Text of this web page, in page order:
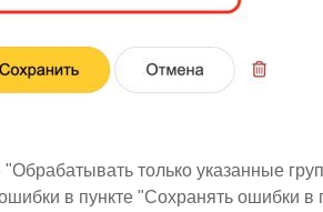
только указанные
в пункте "Сохранять ошибки в